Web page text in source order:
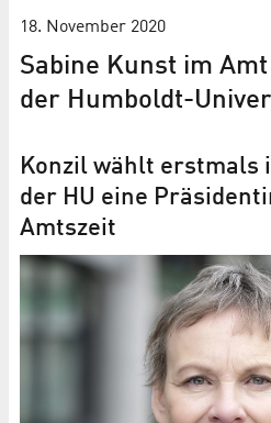
18. November 2020
Sabine Kunst im
der Humboldt-
Konzil wählt erstmals
der HU eine
Amtszeit